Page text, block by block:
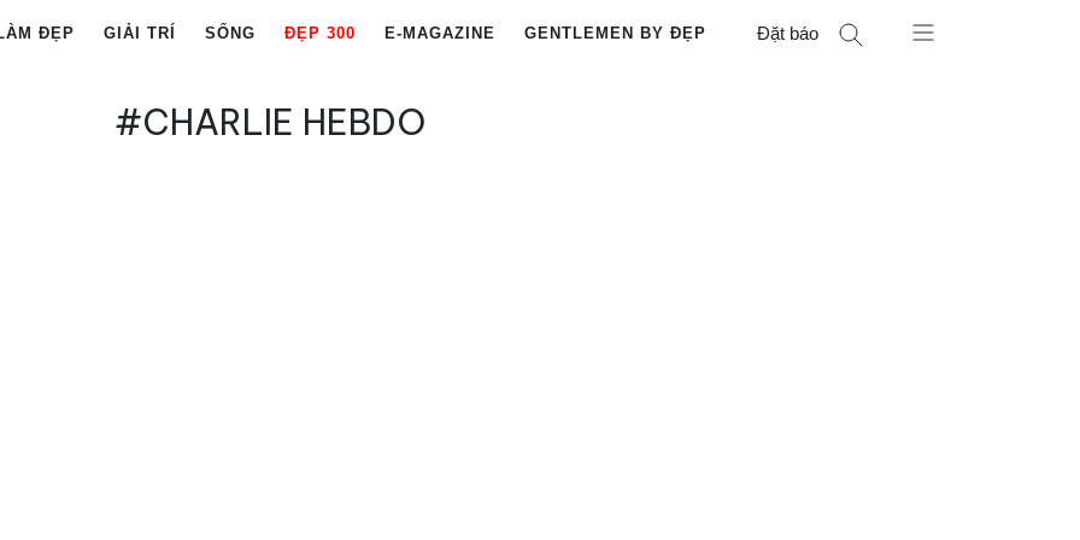
ĐẸP GIẢI TRÍ SỐNG ĐẸP 300 E-MAGAZINE GENTLEMEN BY ĐẸP Đặt báo
#CHARLIE HEBDO